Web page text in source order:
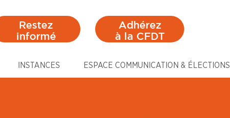
Restez
informé
Adhérez
à la CFDT
INSTANCES ESPACE COMMUNICATION & ÉLECTIONS